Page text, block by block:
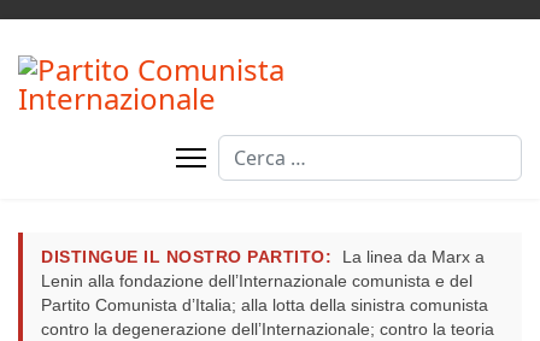
Cerca
DISTINGUE IL NOSTRO PARTITO:
La linea da Marx a
Lenin alla fondazione dell’Internazionale comunista e del
Partito Comunista d’Italia; alla lotta della sinistra comunista
contro la degenerazione dell’Internazionale; contro la teoria